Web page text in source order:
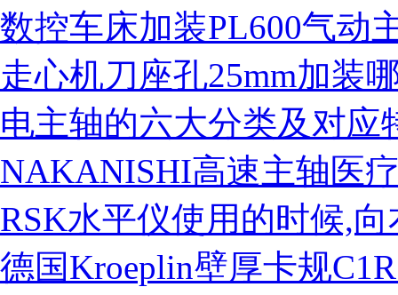
数控车床加装PL600气动
走心机刀座孔25mm加装
电主轴的六大分类及对应
NAKANISHI高速主轴医
RSK水平仪使用的时候,
德国Kroeplin壁厚卡规